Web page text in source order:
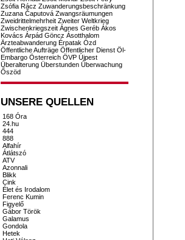
Zsófia Rácz Zuwanderungsbeschränkung
Zuzana Čaputová Zwangsräumungen
Zweidrittelmehrheit Zweiter Weltkrieg
Zwischenkriegszeit Ágnes Geréb Ákos
Kovács Árpád Göncz Ásotthalom
Ärzteabwanderung Érpatak Ózd
Öffentliche Aufträge Öffentlicher Dienst Öl-
Embargo Österreich ÖVP Újpest
Überalterung Überstunden Überwachung
Őszöd
UNSERE QUELLEN
168 Óra
24.hu
444
888
Alfahír
Átlátszó
ATV
Azonnali
Blikk
Cink
Élet és Irodalom
Ferenc Kumin
Figyelő
Gábor Török
Galamus
Gondola
Hetek